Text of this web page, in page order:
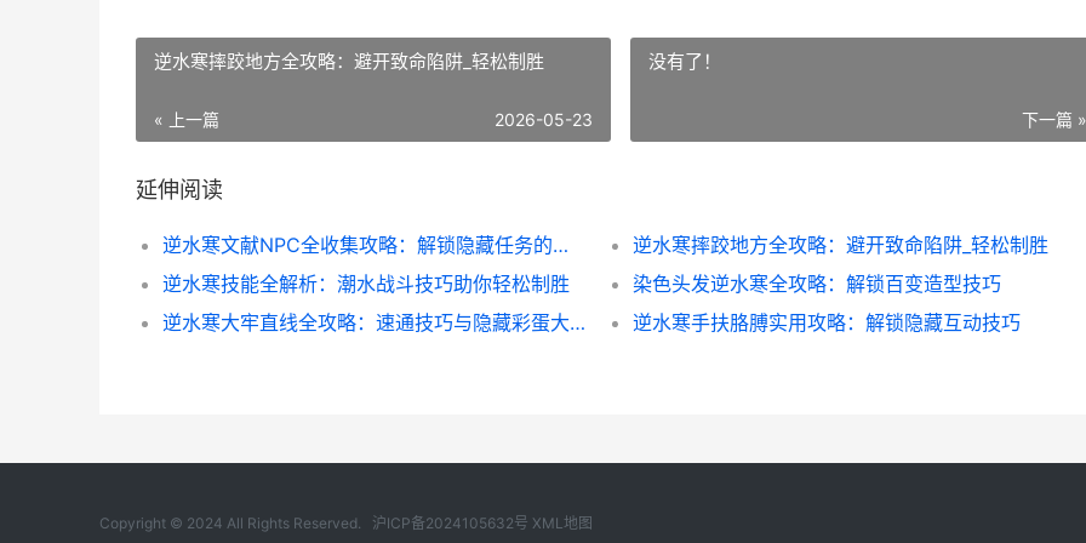
逆水寒摔跤地方全攻略：避开致命陷阱_轻松制胜
« 上一篇 2026-05-23
没有了！
下一篇 »
延伸阅读
逆水寒文献NPC全收集攻略：解锁隐藏任务的秘诀
逆水寒摔跤地方全攻略：避开致命陷阱_轻松制胜
逆水寒技能全解析：潮水战斗技巧助你轻松制胜
染色头发逆水寒全攻略：解锁百变造型技巧
逆水寒大牢直线全攻略：速通技巧与隐藏彩蛋大揭秘
逆水寒手扶胳膊实用攻略：解锁隐藏互动技巧
Copyright © 2024 All Rights Reserved. 沪ICP备2024105632号 XML地图